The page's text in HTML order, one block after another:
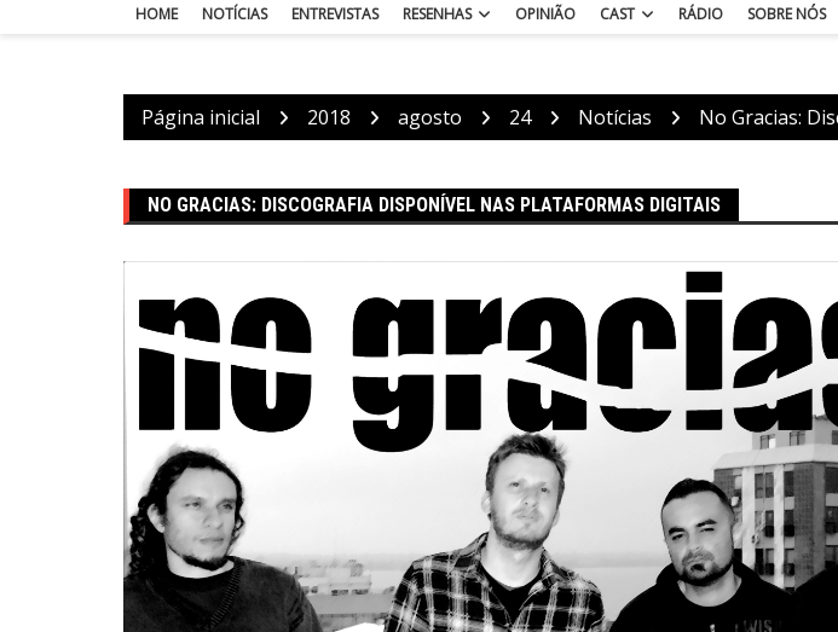
HOME NOTÍCIAS ENTREVISTAS RESENHAS OPINIÃO CAST RÁDIO SOBRE NÓS
Página inicial 2018 agosto 24 Notícias No Gracias:
NO GRACIAS: DISCOGRAFIA DISPONÍVEL NAS PLATAFORMAS DIGITAIS